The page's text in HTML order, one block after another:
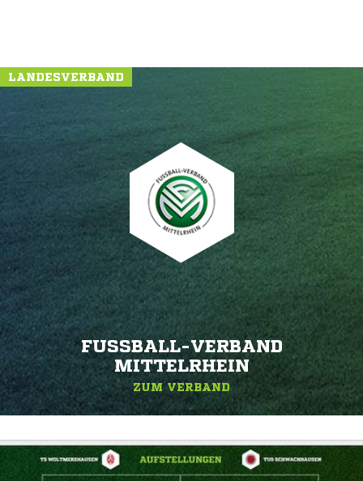
LANDESVERBAND
FUSSBALL-VERBAND M
ITTELRHEIN
ZUM VERBAND